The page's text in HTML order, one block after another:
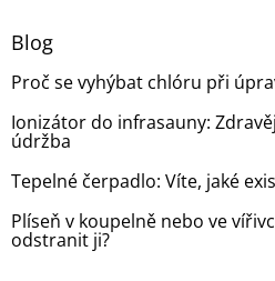
Blog
Proč se vyhýbat chlóru při
Ionizátor do infrasauny:
údržba
Tepelné čerpadlo: Víte, jaké
Plíseň v koupelně nebo ve
odstranit ji?